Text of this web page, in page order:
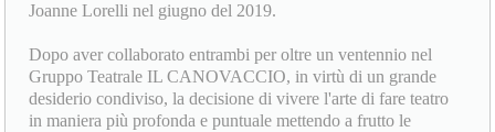
Joanne Lorelli nel giugno del 2019.
Dopo aver collaborato entrambi per oltre un ventennio nel
Gruppo Teatrale IL CANOVACCIO, in virtù di un grande
desiderio condiviso, la decisione di vivere l'arte di fare teatro
in maniera più profonda e puntuale mettendo a frutto le